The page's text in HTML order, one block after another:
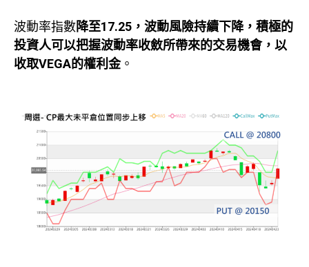
波動率指數降至17.25 ，波動風險持續下降，積極的
投資人可以把握波動率收斂所帶來的交易機會，以
收取VEGA的權利金。